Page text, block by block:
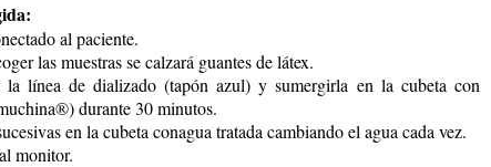
al paciente.
las muestras se calzará guantes de látex.
la línea de dializado (tapón azul) y sumergirla en la cubeta con
durante 30 minutos.
en la cubeta conagua tratada cambiando el agua cada vez.
monitor.